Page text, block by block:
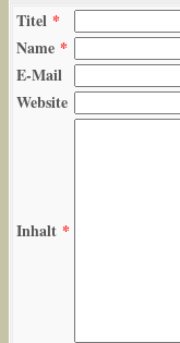
Titel *
Name *
E-Mail
Website
Inhalt *